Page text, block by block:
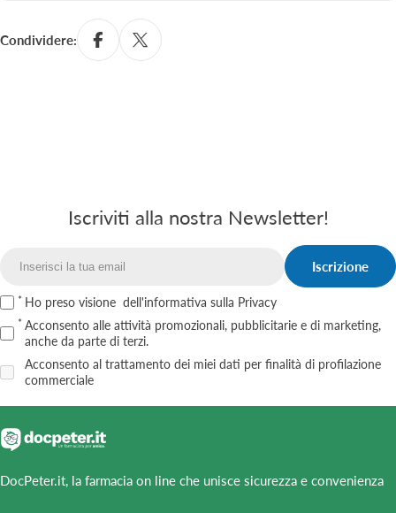
Condividere:
Iscriviti alla nostra Newsletter!
Iscrizione
Ho preso visione dell'informativa sulla Privacy
Acconsento alle attività promozionali, pubblicitarie e di marketing,
anche da parte di terzi.
Acconsento al trattamento dei miei dati per finalità di profilazione
commerciale
DocPeter.it, la farmacia on line che unisce sicurezza e convenienza